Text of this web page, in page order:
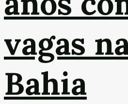
vagas
Bahia